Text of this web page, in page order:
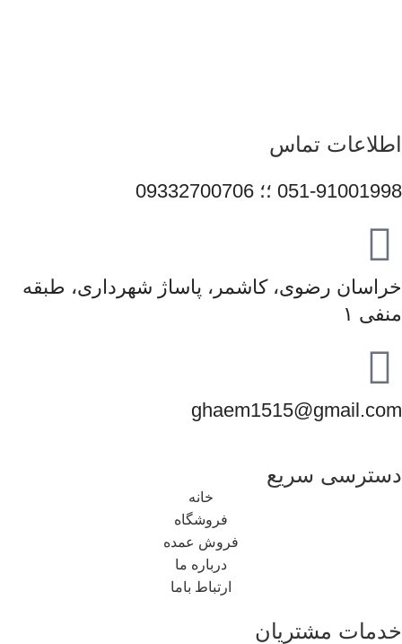
اطلاعات تماس
051-91001998 ؛؛ 09332700706
خراسان رضوی، کاشمر، پاساژ شهرداری، طبقه
منفی ۱
ghaem1515@gmail.com
دسترسی سریع
خانه
فروشگاه
فروش عمده
درباره ما
ارتباط باما
خدمات مشتریان